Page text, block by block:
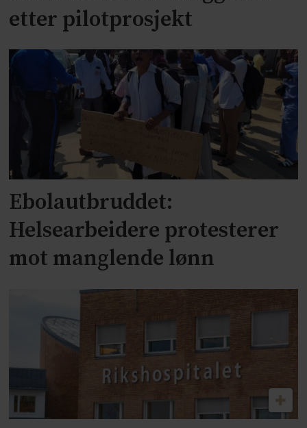
etter pilotprosjekt
Ebolautbruddet:
Helsearbeidere protesterer
mot manglende lønn